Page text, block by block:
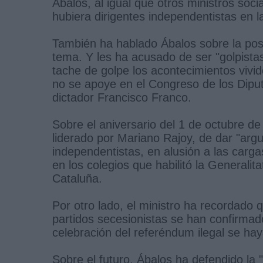
Ábalos, al igual que otros ministros
hubiera dirigentes independentistas en
También ha hablado Ábalos sobre la
tema. Y les ha acusado de ser
tache de golpe los acontecimientos
no se apoye en el Congreso de los
dictador Francisco Franco.
Sobre el aniversario del 1 de octubre
liderado por Mariano Rajoy, de dar
independentistas, en alusión a las
en los colegios que habilitó la
Cataluña.
Por otro lado, el ministro ha recordado
partidos secesionistas se han
celebración del referéndum ilegal se
Sobre el futuro, Ábalos ha defendido